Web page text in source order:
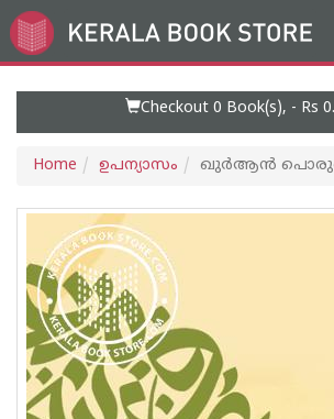
Go
to
Checkout 0 Book(s), - Rs
Home ഉപന്യാസം ഖുർആൻ